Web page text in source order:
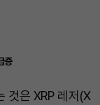
증
것은 XRP 레저(X